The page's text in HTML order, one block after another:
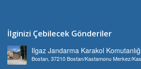
İlginizi Çebilecek Gönderiler
Ilgaz Jandarma Karakol
Bostan, 37210 Bostan/Kastamonu Merkez/